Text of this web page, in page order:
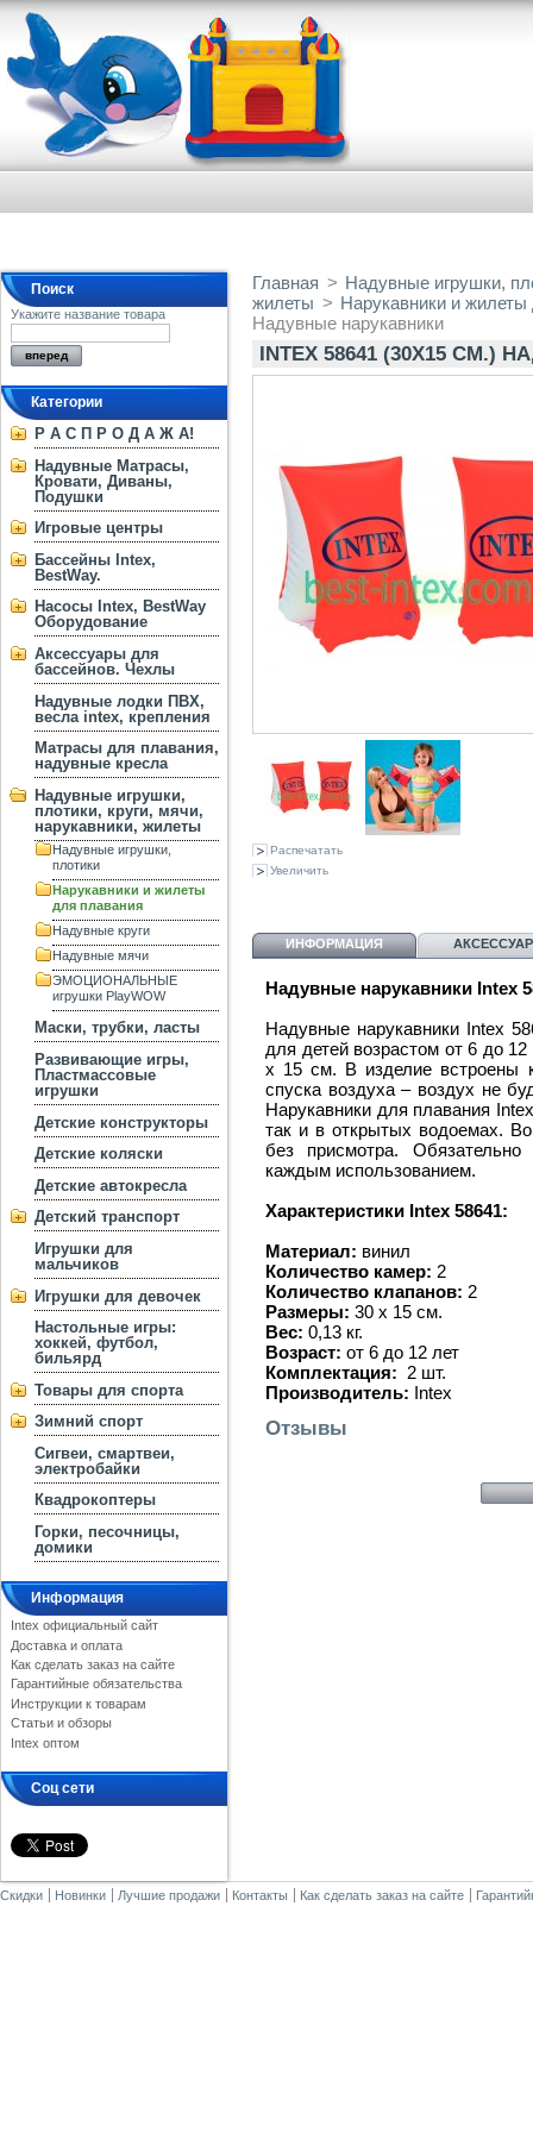
Поиск
Укажите название товара
Категории
Р А С П Р О Д А Ж А!
Надувные Матрасы,
Кровати, Диваны,
Подушки
Игровые центры
Бассейны Intex,
BestWay.
Насосы Intex, BestWay
Оборудование
Аксессуары для
бассейнов. Чехлы
Надувные лодки ПВХ,
весла intex, крепления
Матрасы для плавания,
надувные кресла
Надувные игрушки,
плотики, круги, мячи,
нарукавники, жилеты
Надувные игрушки,
плотики
Нарукавники и жилеты
для плавания
Надувные круги
Надувные мячи
ЭМОЦИОНАЛЬНЫЕ
игрушки PlayWOW
Маски, трубки, ласты
Развивающие игры,
Пластмассовые
игрушки
Детские конструкторы
Детские коляски
Детские автокресла
Детский транспорт
Игрушки для
мальчиков
Игрушки для девочек
Настольные игры:
хоккей, футбол,
бильярд
Товары для спорта
Зимний спорт
Сигвеи, смартвеи,
электробайки
Квадрокоптеры
Горки, песочницы,
домики
Информация
Intex официальный сайт
Доставка и оплата
Как сделать заказ на сайте
Гарантийные обязательства
Инструкции к товарам
Статьи и обзоры
Intex оптом
Соц сети
Главная > Надувные игрушки,
жилеты > Нарукавники и
Надувные нарукавники
INTEX 58641 (30X15 СМ.)
Распечатать
Увеличить
ИНФОРМАЦИЯ
Надувные нарукавники Intex
Надувные нарукавники Intex
для детей возрастом от 6 до
x 15 см. В изделие встроены
спуска воздуха – воздух не
Нарукавники для плавания
так и в открытых водоемах.
без присмотра. Обязательно
каждым использованием.
Характеристики Intex 58641:
Материал: винил
Количество камер: 2
Количество клапанов: 2
Размеры: 30 x 15 см.
Вес: 0,13 кг.
Возраст: от 6 до 12 лет
Комплектация: 2 шт.
Производитель: Intex
Отзывы
Скидки Новинки Лучшие продажи Контакты Как сделать заказ на сайте